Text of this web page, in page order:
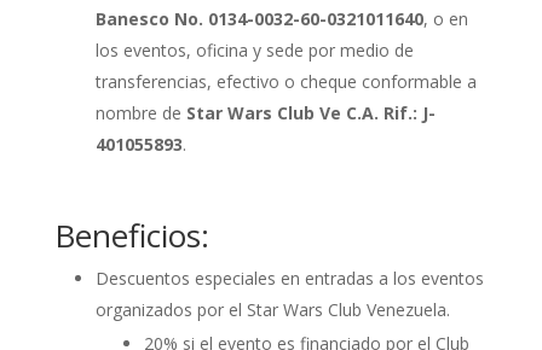
Banesco No. 0134-0032-60-0321011640, o en
los eventos, oficina y sede por medio de
transferencias, efectivo o cheque conformable a
nombre de Star Wars Club Ve C.A. Rif.: J-
401055893.
Beneficios:
Descuentos especiales en entradas a los eventos
organizados por el Star Wars Club Venezuela.
20% si el evento es financiado por el Club